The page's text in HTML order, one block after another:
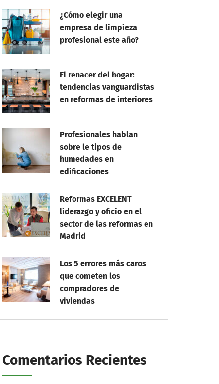
¿Cómo elegir una
empresa de limpieza
profesional este año?
El renacer del hogar:
tendencias vanguardistas
en reformas de interiores
Profesionales hablan
sobre le tipos de
humedades en
edificaciones
Reformas EXCELENT
liderazgo y oficio en el
sector de las reformas en
Madrid
Los 5 errores más caros
que cometen los
compradores de
viviendas
Comentarios Recientes